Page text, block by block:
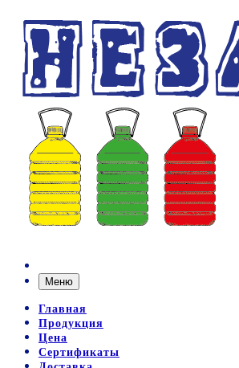
Меню
Главная
Продукция
Цена
Сертификаты